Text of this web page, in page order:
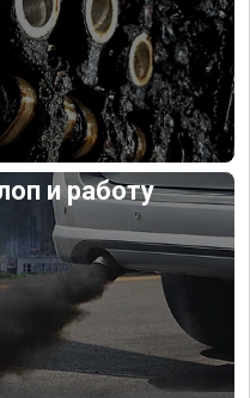
и работу